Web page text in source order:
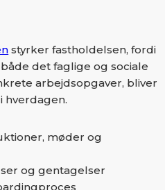
styrker fastholdelsen, fordi
det faglige og sociale
arbejdsopgaver, bliver
møder og
og gentagelser